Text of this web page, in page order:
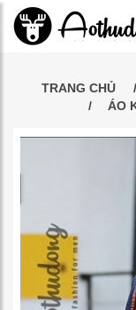
TRANG CHỦ
ÁO